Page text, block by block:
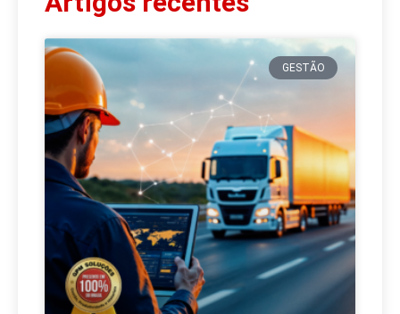
GESTÃO